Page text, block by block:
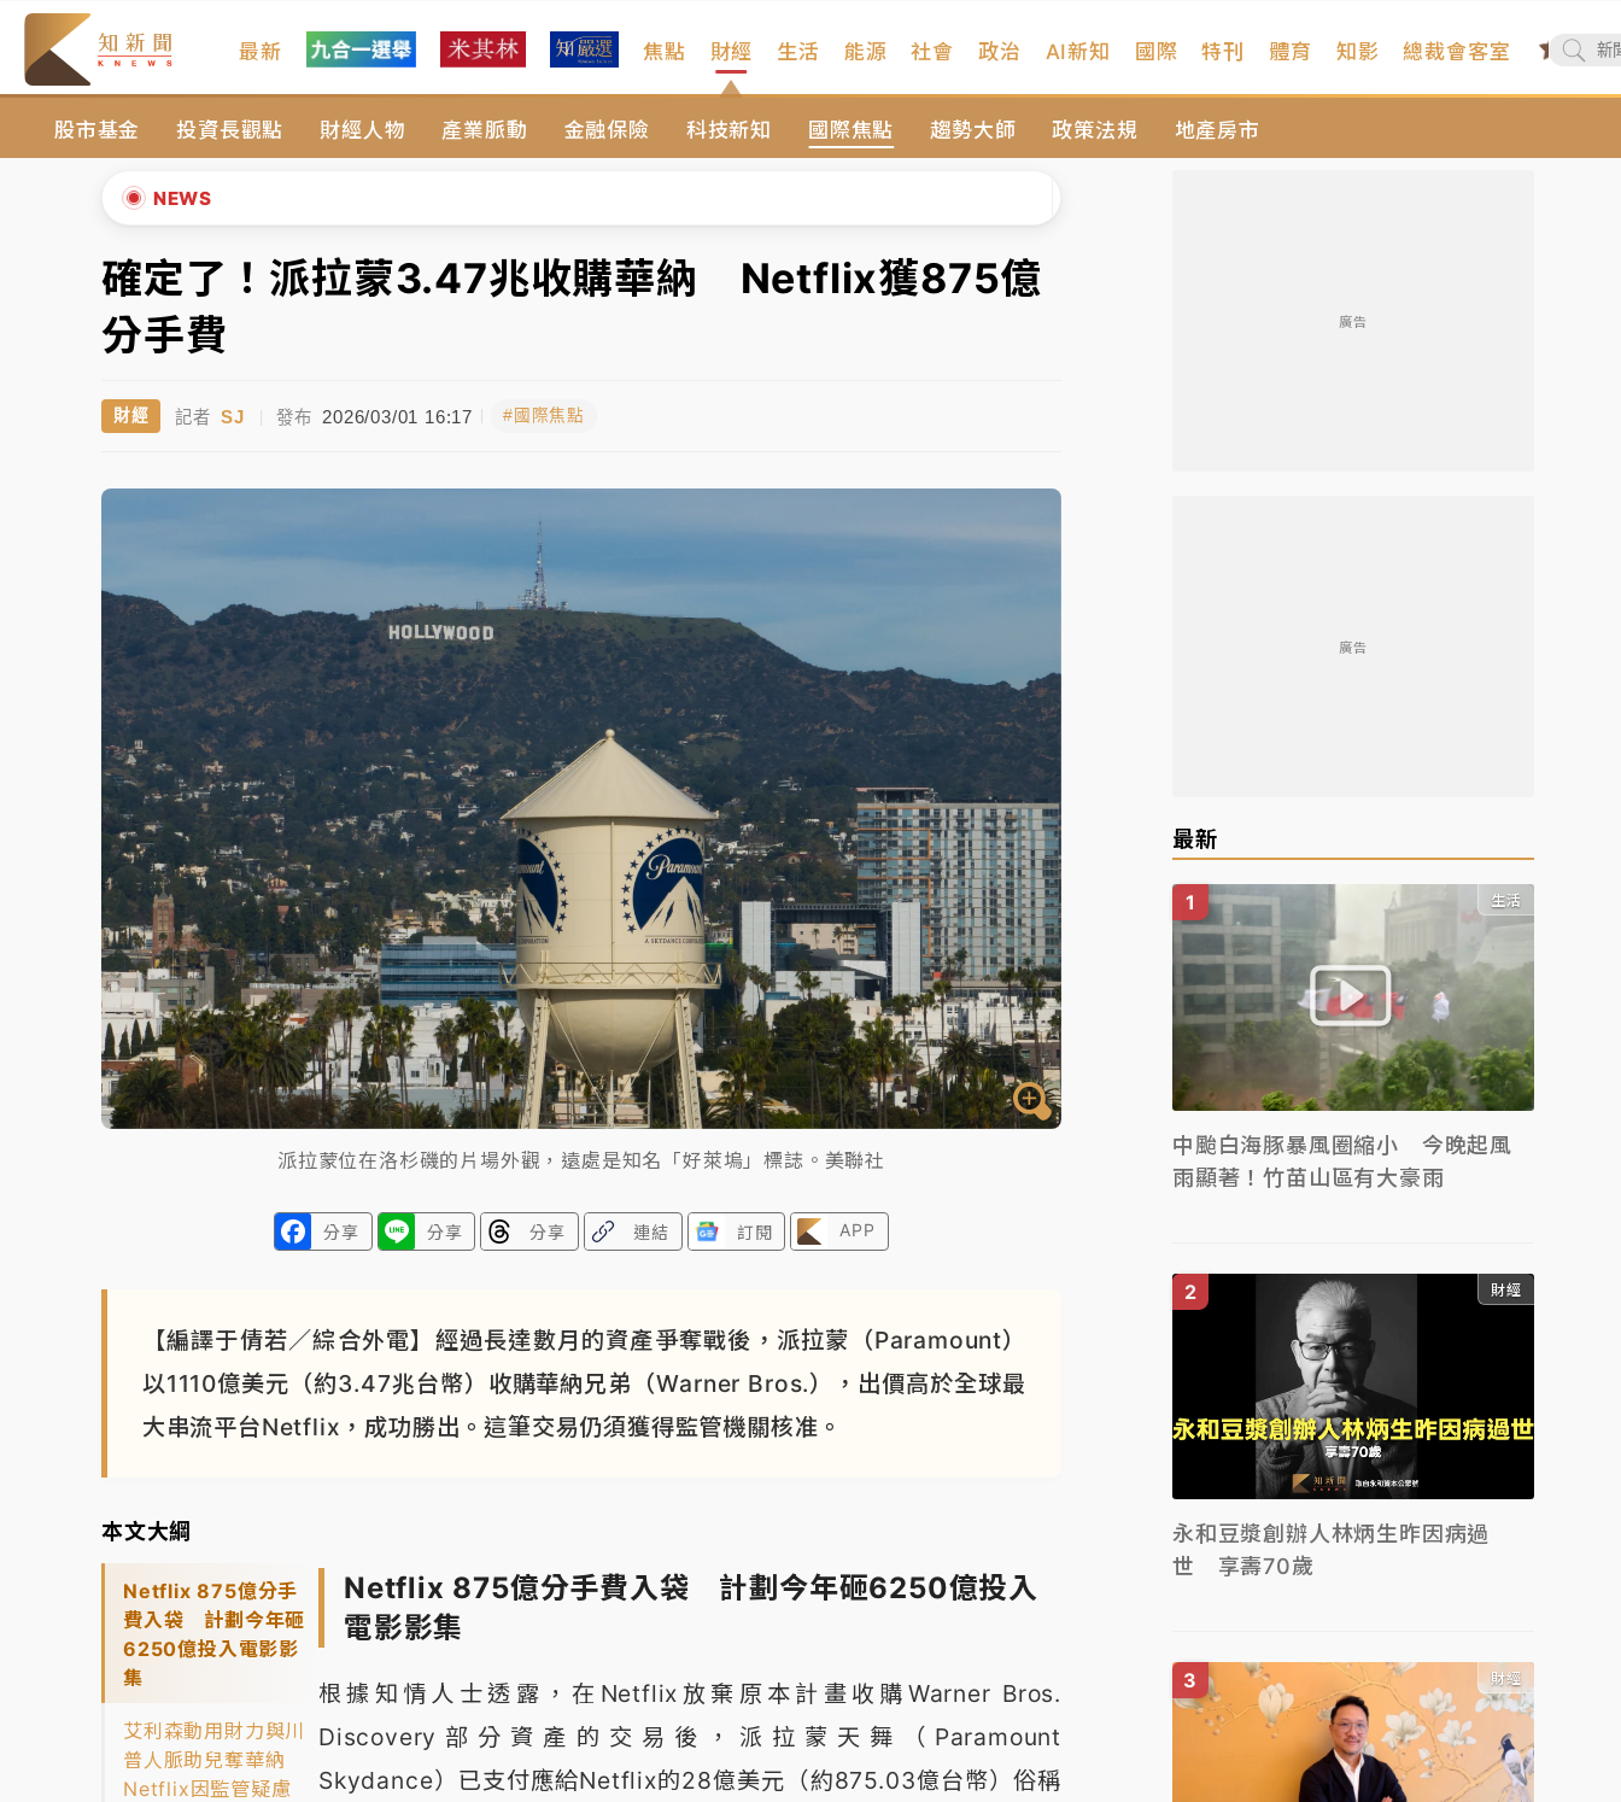
最新 焦點 財經
股市基金 投資長觀點 財經人物 產業脈動 金融保險 科技新知 國際焦點 趨勢大師 政策法規 地產房市
生活 能源 社會 政治 AI新知 國際 特刊 體育 知影 總裁會客室
NEWS
中颱白海豚進逼！台北喜來登圍籬傾倒砸傷人 民權西路鷹架倒塌壓2車
有片｜ 白海豚暴風圈逼近！新北淡水赫見龍捲風 榕樹連根拔起
中颱白海豚風雨來了！中部以北防豪雨 今晚、明天影響最劇烈
白海豚逼近！北市水門只出不進 未移置車輛最高罰4800＋拖吊費
中颱白海豚進逼！台北喜來登圍籬傾倒砸傷人 民權西路鷹架倒塌壓2車
中颱白海豚風雨來了！中部以北防豪雨 今晚、明天影響最劇烈
白海豚逼近！北市水門只出不進 未移置車輛最高罰4800＋拖吊費
▲
▼
確定了！派拉蒙3.47兆收購華納 Netflix獲875億
分手費
財經 記者 SJ | 發布 2026/03/01 16:17 #國際焦點
派拉蒙位在洛杉磯的片場外觀，遠處是知名「好萊塢」標誌。美聯社
分享 分享 分享 連結 訂閱 APP
【編譯于倩若／綜合外電】經過長達數月的資產爭奪戰後，派拉蒙（Paramount）
以1110億美元（約3.47兆台幣）收購華納兄弟（Warner Bros.），出價高於全球最
大串流平台Netflix，成功勝出。這筆交易仍須獲得監管機關核准。
本文大綱
Netflix 875億分手
費入袋 計劃今年砸
6250億投入電影影
集
艾利森動用財力與川
普人脈助兒奪華納
Netflix因監管疑慮
Netflix 875億分手費入袋 計劃今年砸6250億投入
電影影集
根據知情人士透露，在Netflix放棄原本計畫收購Warner Bros.
Discovery部分資產的交易後，派拉蒙天舞（Paramount
Skydance）已支付應給Netflix的28億美元（約875.03億台幣）俗稱
廣告
廣告
最新
生活
中颱白海豚暴風圈縮小 今晚起風
雨顯著！竹苗山區有大豪雨
財經
永和豆漿創辦人林炳生昨因病過
世 享壽70歲
財經